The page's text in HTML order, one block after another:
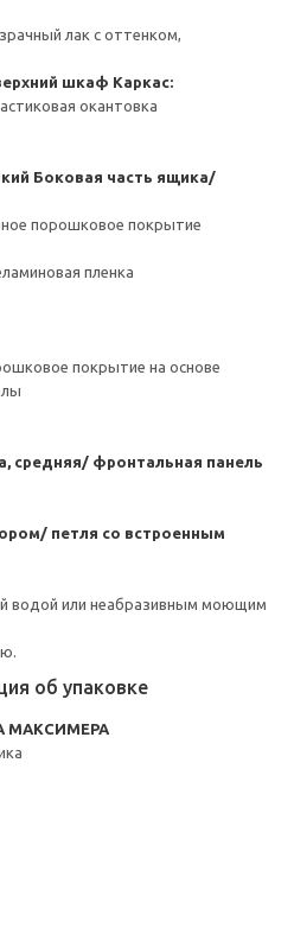
лак с оттенком,
шкаф Каркас:
окантовка
Боковая часть ящика/
порошковое покрытие
пленка
покрытие на основе
средняя/ фронтальная панель
петля со встроенным
водой или неабразивным моющим
об упаковке
МАКСИМЕРА